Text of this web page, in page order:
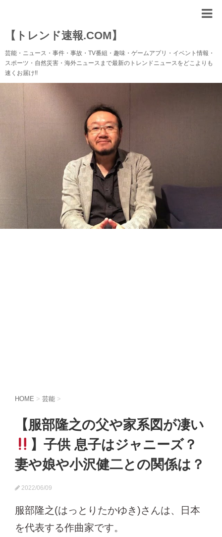
【トレンド速報.COM】
芸能・ニュース・事件・事故・TV番組・趣味・ゲームアプリ・イベント情報・
スポーツ・自然災害・海外ニュースまで最新のトレンドニュースをどこよりも
速くお届け!!
HOME > 芸能 >
【服部隆之の父や家系図が凄い
】子供 息子はジャニーズ？
妻や娘や小沢健二との関係は？
2022/06/09
服部隆之(はっとりたかゆき)さんは、日本
を代表する作曲家です。